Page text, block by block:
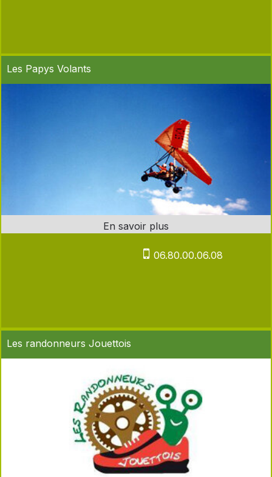
Les Papys Volants
06.80.00.06.08
Les randonneurs Jouettois